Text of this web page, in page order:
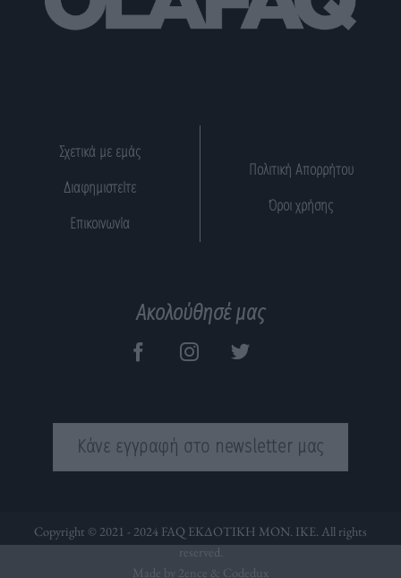
Σχετικά με εμάς
Διαφημιστείτε
Επικοινωνία
Πολιτική Απορρήτου
Όροι χρήσης
Ακολούθησέ μας
Κάνε εγγραφή στο newsletter μας
Copyright © 2021 - 2024 FAQ ΕΚΔΟΤΙΚΗ ΜΟΝ. ΙΚΕ. All rights
reserved.
Made by 2ence & Codedux